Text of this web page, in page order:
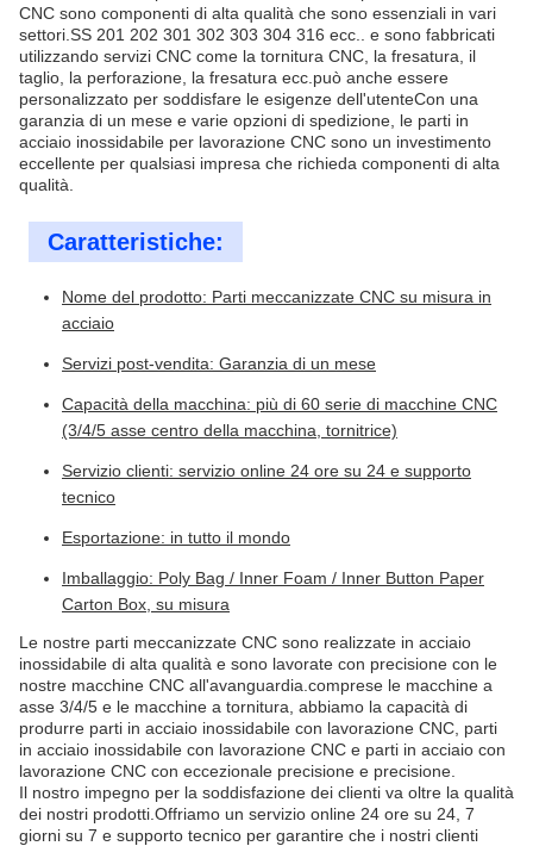
CNC sono componenti di alta qualità che sono essenziali in vari
settori.SS 201 202 301 302 303 304 316 ecc.. e sono fabbricati
utilizzando servizi CNC come la tornitura CNC, la fresatura, il
taglio, la perforazione, la fresatura ecc.può anche essere
personalizzato per soddisfare le esigenze dell'utenteCon una
garanzia di un mese e varie opzioni di spedizione, le parti in
acciaio inossidabile per lavorazione CNC sono un investimento
eccellente per qualsiasi impresa che richieda componenti di alta
qualità.
Caratteristiche:
Nome del prodotto: Parti meccanizzate CNC su misura in
acciaio
Servizi post-vendita: Garanzia di un mese
Capacità della macchina: più di 60 serie di macchine CNC
(3/4/5 asse centro della macchina, tornitrice)
Servizio clienti: servizio online 24 ore su 24 e supporto
tecnico
Esportazione: in tutto il mondo
Imballaggio: Poly Bag / Inner Foam / Inner Button Paper
Carton Box, su misura
Le nostre parti meccanizzate CNC sono realizzate in acciaio
inossidabile di alta qualità e sono lavorate con precisione con le
nostre macchine CNC all'avanguardia.comprese le macchine a
asse 3/4/5 e le macchine a tornitura, abbiamo la capacità di
produrre parti in acciaio inossidabile con lavorazione CNC, parti
in acciaio inossidabile con lavorazione CNC e parti in acciaio con
lavorazione CNC con eccezionale precisione e precisione.
Il nostro impegno per la soddisfazione dei clienti va oltre la qualità
dei nostri prodotti.Offriamo un servizio online 24 ore su 24, 7
giorni su 7 e supporto tecnico per garantire che i nostri clienti